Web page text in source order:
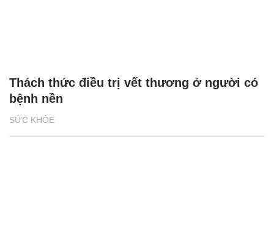
SỨC KHỎE
Thách thức điều trị vết thương ở người có
bệnh nền